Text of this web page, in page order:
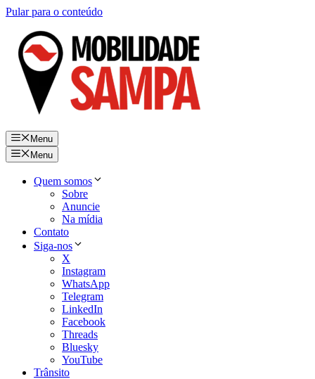
Pular para o conteúdo
Menu
Menu
Quem somos
Sobre
Anuncie
Na mídia
Contato
Siga-nos
X
Instagram
WhatsApp
Telegram
LinkedIn
Facebook
Threads
Bluesky
YouTube
Trânsito